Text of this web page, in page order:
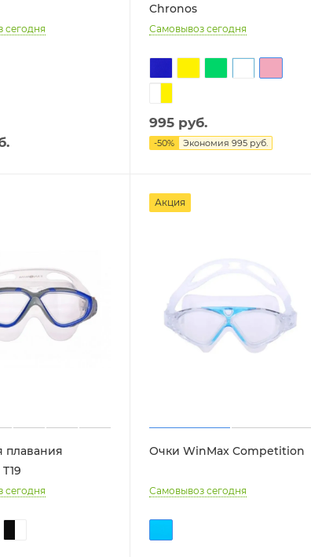
сегодня
Chronos
Самовывоз сегодня
995 руб.
-50% Экономия995 руб.
плавания
сегодня
Акция
Очки WinMax Competition
Самовывоз сегодня